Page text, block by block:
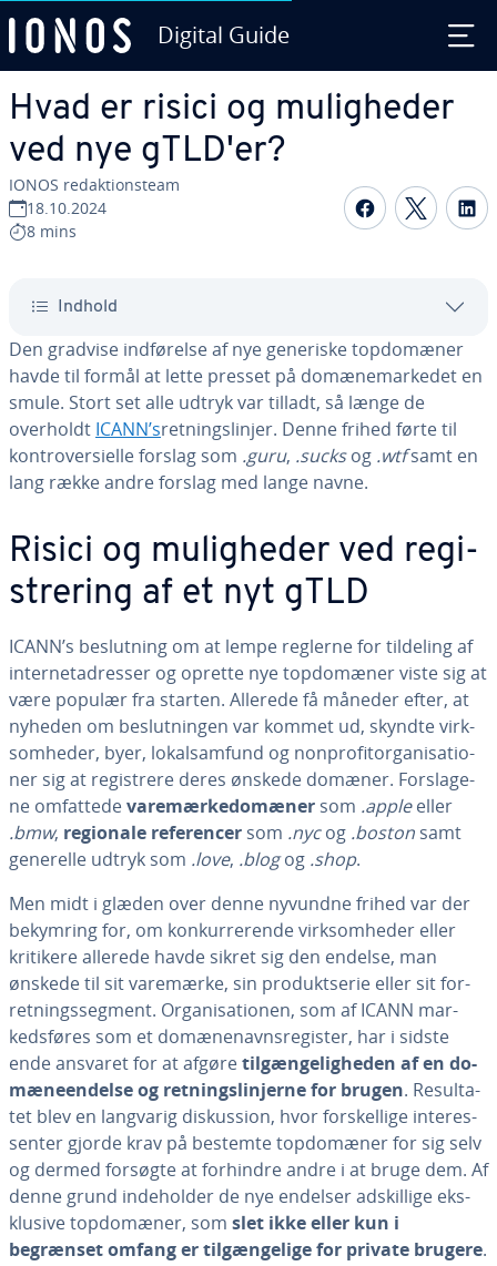
Digital Guide
Hvad er risici og mu­lig­he­der
ved nye gTLD'er?
IONOS re­dak­tions­team
18.10.2024
8 mins
Del påDel
Indhold
Den gradvise ind­fø­rel­se af nye generiske top­do­mæ­ner
havde til formål at lette presset på do­mæ­ne­mar­ke­det en
smule. Stort set alle udtryk var tilladt, så længe de
overholdt ICANN’sret­nings­linjer. Denne frihed førte til
kon­tro­ver­si­el­le forslag som .guru, .sucksog .wtfsamt en
lang række andre forslag med lange navne.
Risici og mu­lig­he­der ved re­gi­
stre­ring af et nyt gTLD
ICANN’s be­slut­ning om at lempe reglerne for tildeling af
in­ter­ne­tadres­ser og oprette nye top­do­mæ­ner viste sig at
være populær fra starten. Allerede få måneder efter, at
nyheden om be­slut­nin­gen var kommet ud, skyndte virk­
som­he­der, byer, lo­kal­sam­fund og non­pro­fi­tor­ga­ni­sa­tio­
ner sig at re­gi­stre­re deres ønskede domæner. For­sla­ge­
ne omfattedeva­re­mær­kedo­mæ­ner som .appleeller
.bmw, regionale re­fe­ren­cer som .nycog .boston samt
generelle udtryk som .love, .blogog .shop.
Men midt i glæden over denne nyvundne frihed var der
bekymring for, om kon­kur­re­ren­de virk­som­he­der eller
kritikere allerede havde sikret sig den endelse, man
ønskede til sit varemærke, sin pro­dukt­se­rie eller sit for­
ret­nings­seg­ment. Or­ga­ni­sa­tio­nen, som af ICANN mar­
keds­fø­res som et do­mæ­ne­navns­re­gi­ster, har i sidste
ende ansvaret for at afgøretil­gæn­ge­lig­he­den af en do­
mæ­ne­en­del­se og ret­nings­linjer­ne for brugen. Re­sul­ta­
tet blev en langvarig dis­kus­sion, hvor for­skel­li­ge in­ter­es­
sen­ter gjorde krav på bestemte top­do­mæ­ner for sig selv
og dermed forsøgte at forhindre andre i at bruge dem. Af
denne grund in­de­hol­der de nye endelser ad­skil­li­ge eks­
klu­si­ve top­do­mæ­ner, som slet ikke eller kun i
begrænset omfang er til­gæn­ge­li­ge for private brugere.